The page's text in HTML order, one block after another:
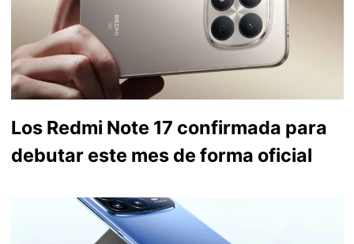
Los Redmi Note 17 confirmada para
debutar este mes de forma oficial